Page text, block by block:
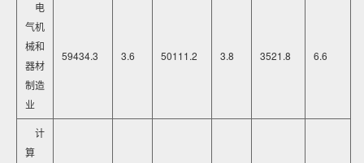
电
气机
械和
器材
制造
业
59434.3 3.6 50111.2 3.8 3521.8 6.6
计
算